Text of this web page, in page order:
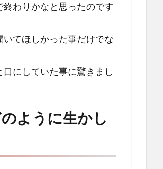
わりかなと思ったのです
てほしかった事だけでな
口にしていた事に驚きまし
ように生かし